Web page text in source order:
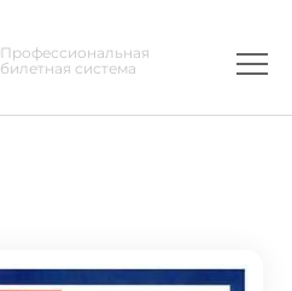
Профессиональная
билетная система